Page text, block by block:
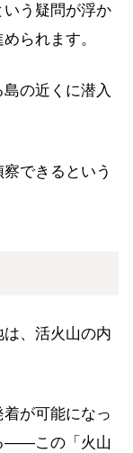
いう疑問が浮か
られます。
の近くに潜入
できるという
、活火山の内
が可能になっ
——この「火山